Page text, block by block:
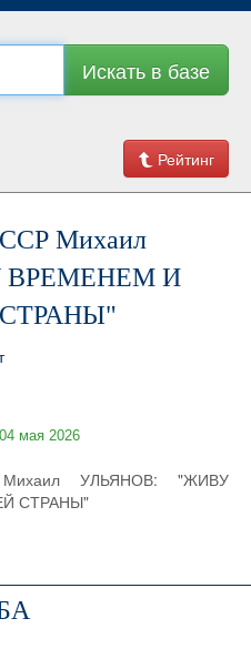
Искать в базе
Рейтинг
Михаил
ВРЕМЕНЕМ И
04 мая 2026
УЛЬЯНОВ: "ЖИВУ
СТРАНЫ"